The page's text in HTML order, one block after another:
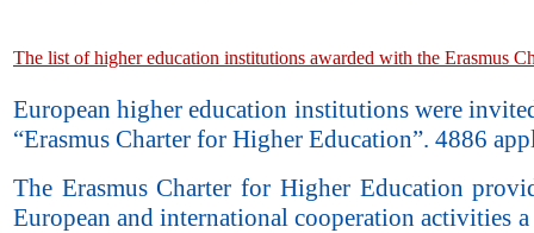
The list of higher education institutions awarded with the Erasmus
European higher education institutions were
“Erasmus Charter for Higher Education”. 4886
The Erasmus Charter for Higher Education
European and international cooperation activities